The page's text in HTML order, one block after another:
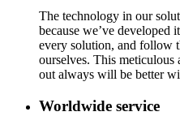
The technology in our
because we’ve developed
every solution, and follow
ourselves. This
out always will be better
Worldwide service